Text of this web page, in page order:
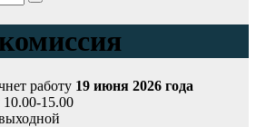
работу 19 июня 2026 года
15.00